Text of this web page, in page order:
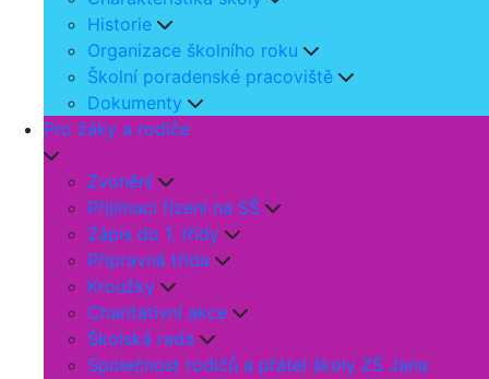
Historie
Organizace školního roku
Školní poradenské pracoviště
Dokumenty
Pro žáky a rodiče
Zvonění
Přijímací řízení na SŠ
Zápis do 1. třídy
Přípravná třída
Kroužky
Charitativní akce
Školská rada
Společnost rodičů a přátel školy ZŠ Jana